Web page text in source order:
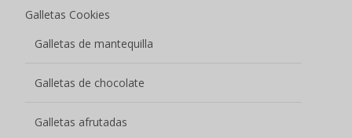
Galletas Cookies
Galletas de mantequilla
Galletas de chocolate
Galletas afrutadas